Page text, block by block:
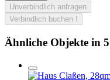
Unverbindlich anfragen
Verbindlich buchen !
Ähnliche Objekte in